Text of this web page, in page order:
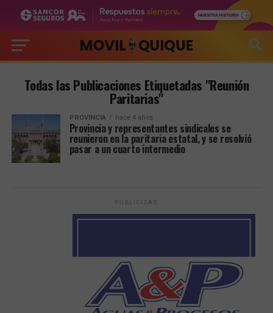
Todas las Publicaciones Etiquetadas "Reunión
Paritarias"
PROVINCIA hace 4 años
Provincia y representantes sindicales se
reunieron en la paritaria estatal, y se resolvió
pasar a un cuarto intermedio
PUBLICIDAD